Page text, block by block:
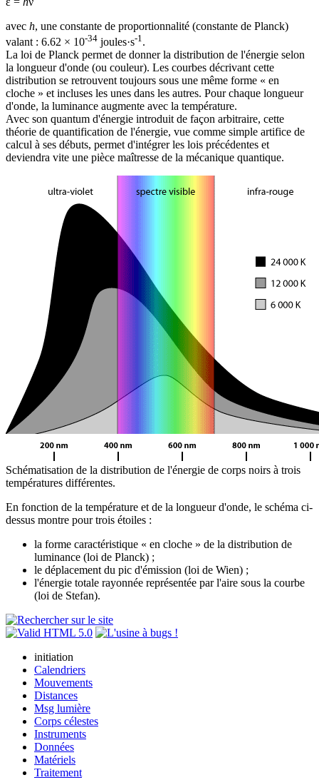
avec h, une constante de proportionnalité (constante de Planck)
valant : 6.62 × 10-34 joules·s-1 .
La loi de Planck permet de donner la distribution de l'énergie selon
la longueur d'onde (ou couleur). Les courbes décrivant cette
distribution se retrouvent toujours sous une même forme « en
cloche » et incluses les unes dans les autres. Pour chaque longueur
d'onde, la luminance augmente avec la température.
Avec son quantum d'énergie introduit de façon arbitraire, cette
théorie de quantification de l'énergie, vue comme simple artifice de
calcul à ses débuts, permet d'intégrer les lois précédentes et
deviendra vite une pièce maîtresse de la mécanique quantique.
Schématisation de la distribution de l'énergie de corps noirs à trois
températures différentes.
En fonction de la température et de la longueur d'onde, le schéma ci-
dessus montre pour trois étoiles :
la forme caractéristique « en cloche » de la distribution de
luminance (loi de Planck) ;
le déplacement du pic d'émission (loi de Wien) ;
l'énergie totale rayonnée représentée par l'aire sous la courbe
(loi de Stefan).
initiation
Calendriers
Mouvements
Distances
Msg lumière
Corps célestes
Instruments
Données
Matériels
Traitement